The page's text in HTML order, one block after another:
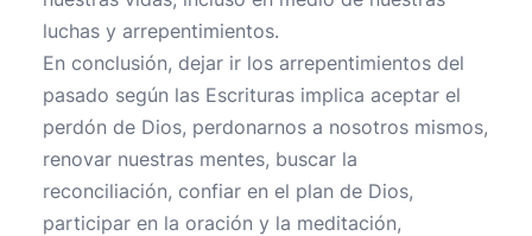
luchas y arrepentimientos.
En conclusión, dejar ir los arrepentimientos del
pasado según las Escrituras implica aceptar el
perdón de Dios, perdonarnos a nosotros mismos,
renovar nuestras mentes, buscar la
reconciliación, confiar en el plan de Dios,
participar en la oración y la meditación,